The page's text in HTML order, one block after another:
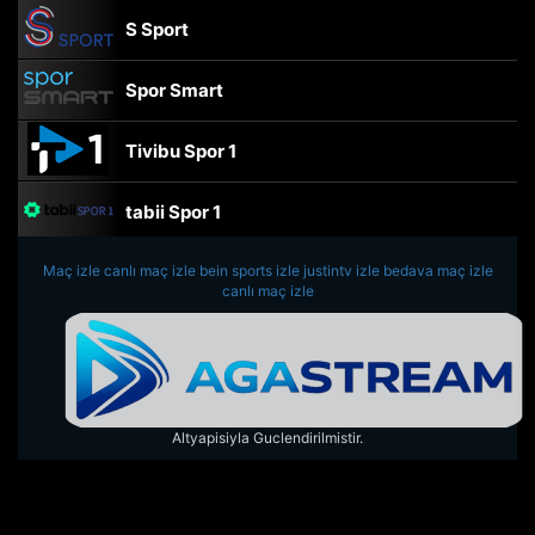
S Sport
Spor Smart
Tivibu Spor 1
tabii Spor 1
TRT Spor
beIN Sports Haber
tabii Spor
Maç izle canlı maç izle bein sports izle justintv izle bedava maç izle
canlı maç izle
Altyapisiyla Guclendirilmistir.